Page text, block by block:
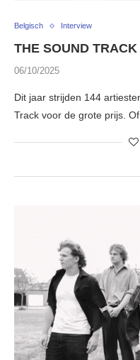
Belgisch Interview
THE SOUND
06/10/2025
Dit jaar strijden 144
Track voor de grote prijs.